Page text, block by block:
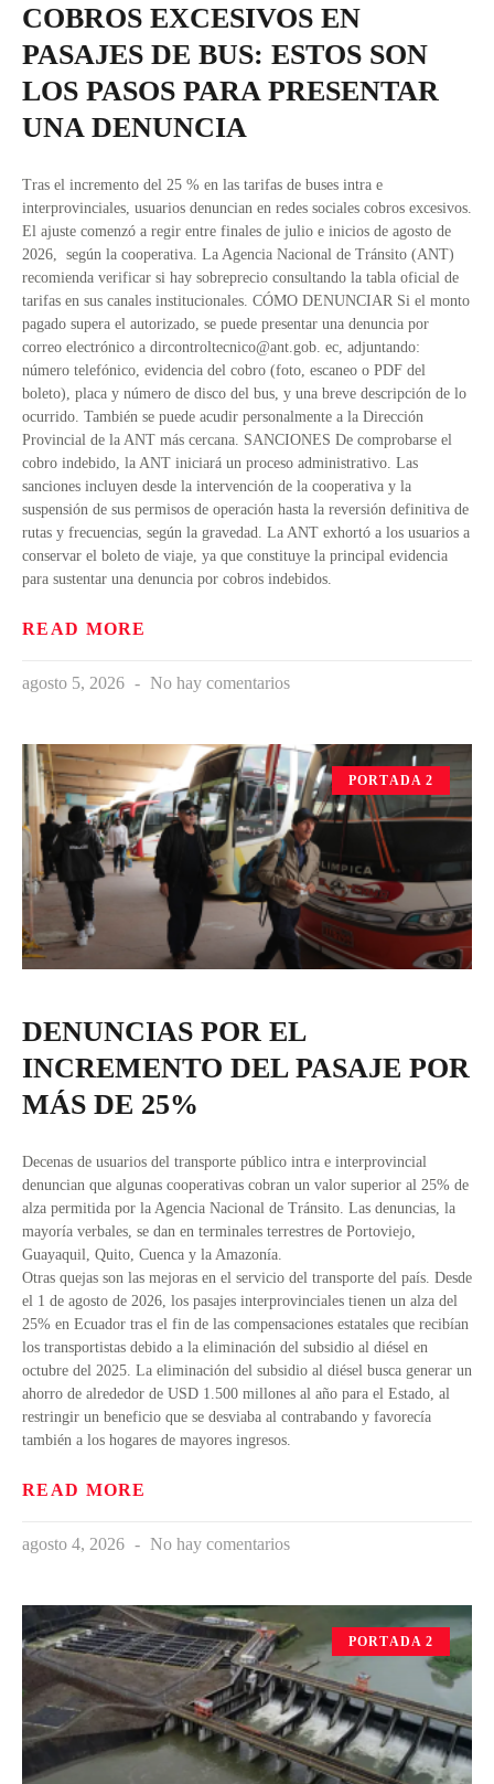
COBROS EXCESIVOS EN
PASAJES DE BUS: ESTOS SON
LOS PASOS PARA PRESENTAR
UNA DENUNCIA
Tras el incremento del 25 % en las tarifas de buses intra e
interprovinciales, usuarios denuncian en redes sociales cobros excesivos.
El ajuste comenzó a regir entre finales de julio e inicios de agosto de
2026, según la cooperativa. La Agencia Nacional de Tránsito (ANT)
recomienda verificar si hay sobreprecio consultando la tabla oficial de
tarifas en sus canales institucionales. CÓMO DENUNCIAR Si el monto
pagado supera el autorizado, se puede presentar una denuncia por
correo electrónico a dircontroltecnico@ant.gob . ec, adjuntando:
número telefónico, evidencia del cobro (foto, escaneo o PDF del
boleto), placa y número de disco del bus, y una breve descripción de lo
ocurrido. También se puede acudir personalmente a la Dirección
Provincial de la ANT más cercana. SANCIONES De comprobarse el
cobro indebido, la ANT iniciará un proceso administrativo. Las
sanciones incluyen desde la intervención de la cooperativa y la
suspensión de sus permisos de operación hasta la reversión definitiva de
rutas y frecuencias, según la gravedad. La ANT exhortó a los usuarios a
conservar el boleto de viaje, ya que constituye la principal evidencia
para sustentar una denuncia por cobros indebidos.
READ MORE
agosto 5, 2026 No hay comentarios
PORTADA 2
DENUNCIAS POR EL
INCREMENTO DEL PASAJE POR
MÁS DE 25%
Decenas de usuarios del transporte público intra e interprovincial
denuncian que algunas cooperativas cobran un valor superior al 25% de
alza permitida por la Agencia Nacional de Tránsito. Las denuncias, la
mayoría verbales, se dan en terminales terrestres de Portoviejo,
Guayaquil, Quito, Cuenca y la Amazonía.
Otras quejas son las mejoras en el servicio del transporte del país. Desde
el 1 de agosto de 2026, los pasajes interprovinciales tienen un alza del
25% en Ecuador tras el fin de las compensaciones estatales que recibían
los transportistas debido a la eliminación del subsidio al diésel en
octubre del 2025. La eliminación del subsidio al diésel busca generar un
ahorro de alrededor de USD 1.500 millones al año para el Estado, al
restringir un beneficio que se desviaba al contrabando y favorecía
también a los hogares de mayores ingresos.
READ MORE
agosto 4, 2026 No hay comentarios
PORTADA 2